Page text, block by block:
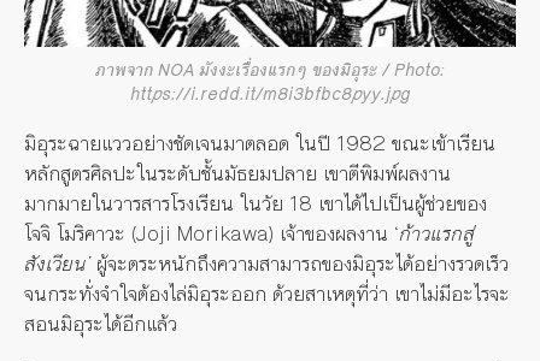
ภาพจาก NOA มังงะเรื่องแรกๆ ของมิอุระ / Photo:
https://i.redd.it/m8i3bfbc8pyy.jpg
มิอุระฉายแววอย่างชัดเจนมาตลอด ในปี 1982 ขณะเข้าเรียน
หลักสูตรศิลปะในระดับชั้นมัธยมปลาย เขาตีพิมพ์ผลงาน
มากมายในวารสารโรงเรียน ในวัย 18 เขาได้ไปเป็นผู้ช่วยของ
โจจิ โมริคาวะ (Joji Morikawa) เจ้าของผลงาน ‘ก้าวแรกสู่
สังเวียน’ผู้จะตระหนักถึงความสามารถของมิอุระได้อย่างรวดเร็ว
จนกระทั่งจำใจต้องไล่มิอุระออก ด้วยสาเหตุที่ว่า เขาไม่มีอะไรจะ
สอนมิอุระได้อีกแล้ว